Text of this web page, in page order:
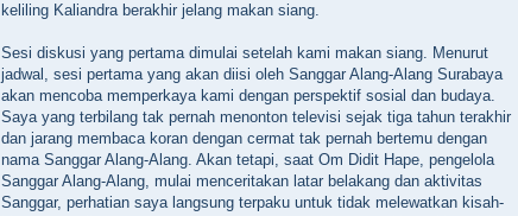
keliling Kaliandra berakhir jelang makan siang.
Sesi diskusi yang pertama dimulai setelah kami makan siang. Menurut
jadwal, sesi pertama yang akan diisi oleh Sanggar Alang-Alang Surabaya
akan mencoba memperkaya kami dengan perspektif sosial dan budaya.
Saya yang terbilang tak pernah menonton televisi sejak tiga tahun terakhir
dan jarang membaca koran dengan cermat tak pernah bertemu dengan
nama Sanggar Alang-Alang. Akan tetapi, saat Om Didit Hape, pengelola
Sanggar Alang-Alang, mulai menceritakan latar belakang dan aktivitas
Sanggar, perhatian saya langsung terpaku untuk tidak melewatkan kisah-